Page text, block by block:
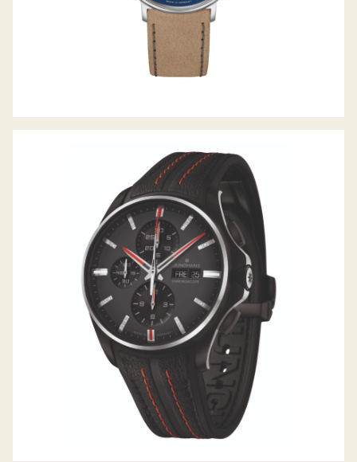
JUNGHANS MEISTER S CHRONOSCOPE